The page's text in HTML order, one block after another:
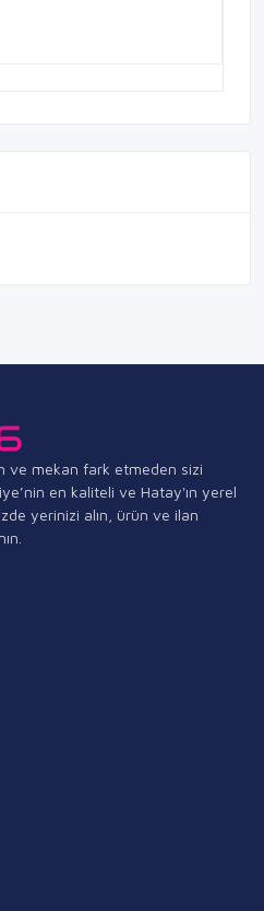
ve mekan fark etmeden sizi
en kaliteli ve Hatay'ın yerel
yerinizi alın, ürün ve ilan